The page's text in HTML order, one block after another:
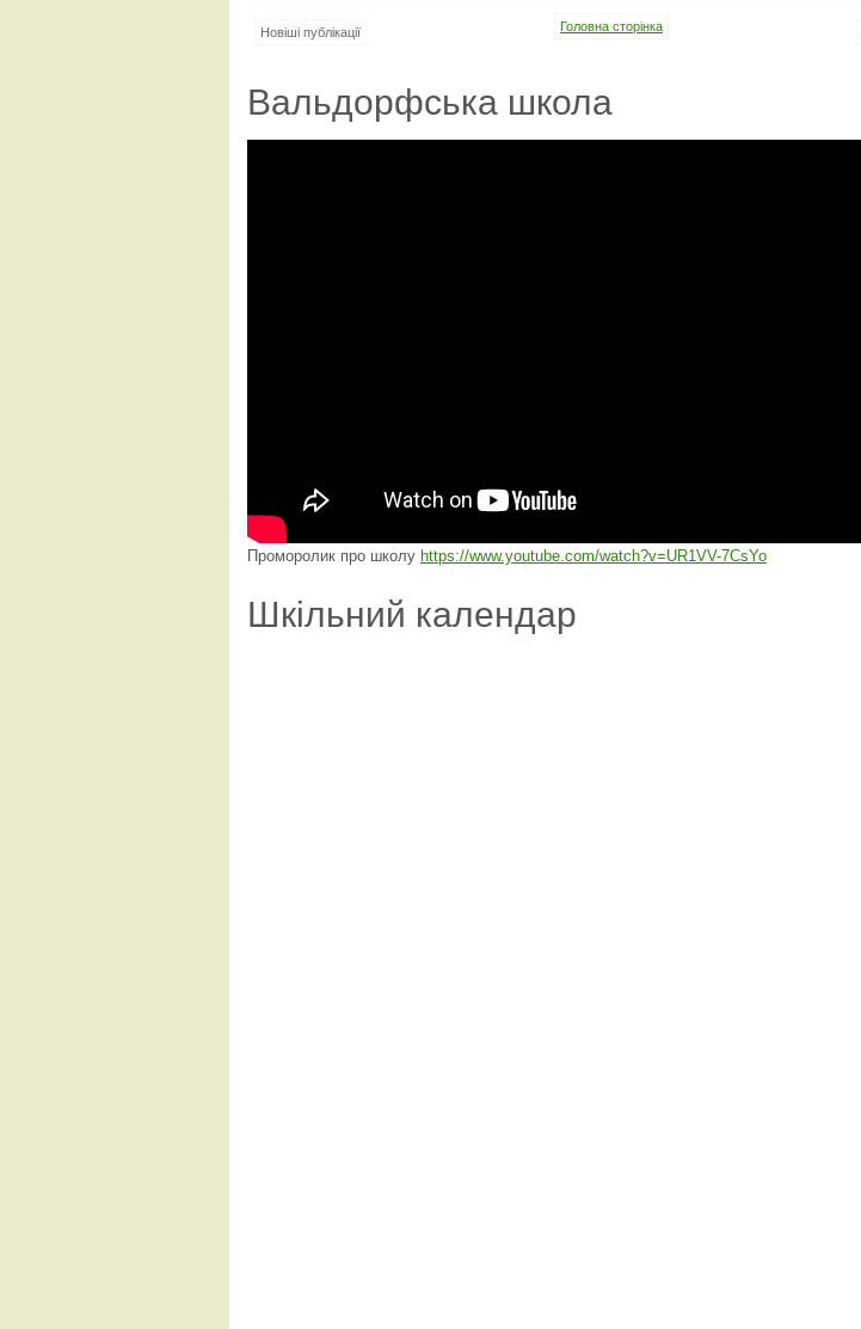
Новіші публікації Головна сторінка
Вальдорфська школа
Проморолик про школу https://www.youtube.com/watch?v=UR1VV-7CsYo
Шкільний календар